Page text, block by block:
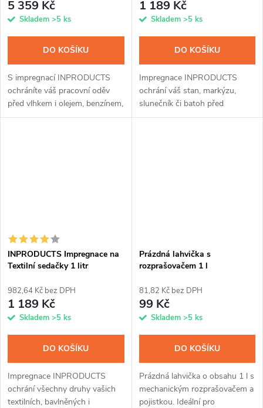
5 359 Kč
Skladem >5 ks
DO KOŠÍKU
S impregnací INPRODUCTS
ochráníte váš pracovní oděv
před vlhkem i olejem, benzínem,
solí a dalšími chemickými
1 189 Kč
Skladem >5 ks
DO KOŠÍKU
Impregnace INPRODUCTS
ochrání váš stan, markýzu,
slunečník či batoh před
provlhnutím a znečištěním. Ať
INPRODUCTS Impregnace na
Textilní sedačky 1 litr
982,64 Kč bez DPH
1 189 Kč
Skladem >5 ks
DO KOŠÍKU
Impregnace INPRODUCTS
ochrání všechny druhy vašich
textilních, bavlněných i
Prázdná lahvička s
rozprašovačem 1 l
81,82 Kč bez DPH
99 Kč
Skladem >5 ks
DO KOŠÍKU
Prázdná lahvička o obsahu 1 l s
mechanickým rozprašovačem a
pojistkou. Ideální pro